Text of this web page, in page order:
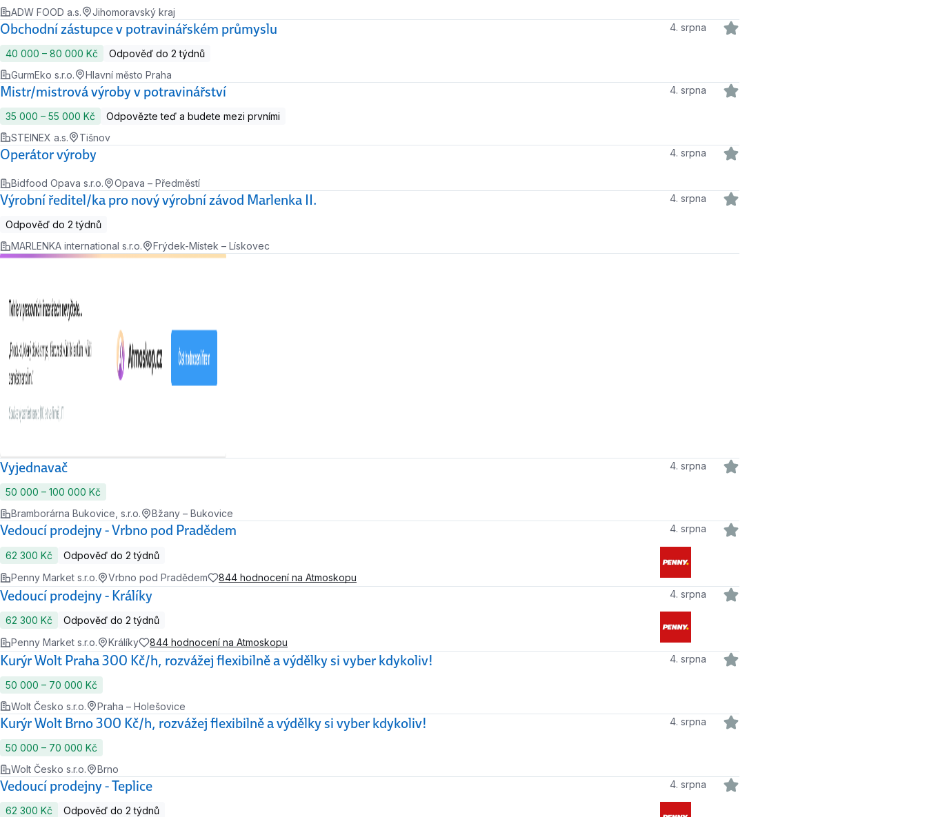
ADW FOOD a.s. Jihomoravský kraj
Obchodní zástupce v potravinářském průmyslu 4. srpna
40 000 ‍–‍ 80 000 Kč
Odpověď do 2 týdnů
GurmEko s.r.o.
Hlavní město Praha
Mistr/mistrová výroby v potravinářství 4. srpna
35 000 ‍–‍ 55 000 Kč
Odpovězte teď a budete mezi prvními
STEINEX a.s.
Tišnov
Operátor výroby 4. srpna
Bidfood Opava s.r.o. Opava – Předměstí
Výrobní ředitel/ka pro nový výrobní závod Marlenka II. 4. srpna
Odpověď do 2 týdnů
MARLENKA international s.r.o.
Frýdek-Místek – Lískovec
Vyjednavač 4. srpna
50 000 ‍–‍ 100 000 Kč
Bramborárna Bukovice, s.r.o.
Bžany – Bukovice
Vedoucí prodejny - Vrbno pod Pradědem 4. srpna
62 300 Kč
Odpověď do 2 týdnů
Penny Market s.r.o.
Vrbno pod Pradědem 844 hodnocení na Atmoskopu
Vedoucí prodejny - Králíky 4. srpna
62 300 Kč
Odpověď do 2 týdnů
Penny Market s.r.o.
Králíky 844 hodnocení na Atmoskopu
Kurýr Wolt Praha 300 Kč/h, rozvážej flexibilně a výdělky si vyber kdykoliv! 4. srpna
50 000 ‍–‍ 70 000 Kč
Wolt Česko s.r.o.
Praha – Holešovice
Kurýr Wolt Brno 300 Kč/h, rozvážej flexibilně a výdělky si vyber kdykoliv! 4. srpna
50 000 ‍–‍ 70 000 Kč
Wolt Česko s.r.o.
Brno
Vedoucí prodejny - Teplice 4. srpna
62 300 Kč
Odpověď do 2 týdnů